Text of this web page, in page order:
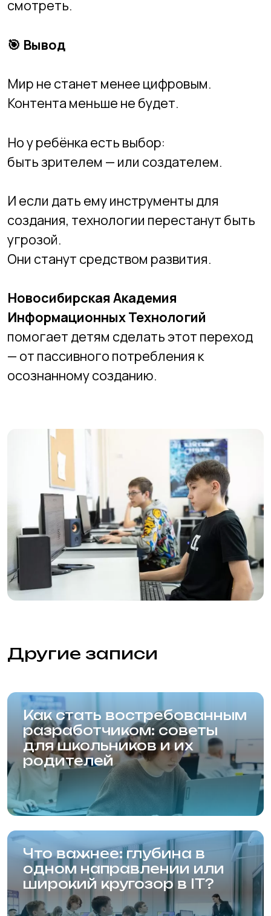
Как стать востребованным
для школьников и их
родителей
Что важнее: глубина в
программирования: чему
важно научить юных
разработчиков
+7 (383) 227-87-08
+7 (383) 299-45-52
2994552@mail.ru
Адреса филиалов
Новосибирская Академия
Информационных Технологий (Академия
НАИТ)
Новосибирск, Красный проспект, 320/1
Карта сайта
Статьи
Подготовительный факультет
Технический факультет
Преподаватели
Об академии
Отзывы
Вакансии
Фотогалерея
Блог
Контакты